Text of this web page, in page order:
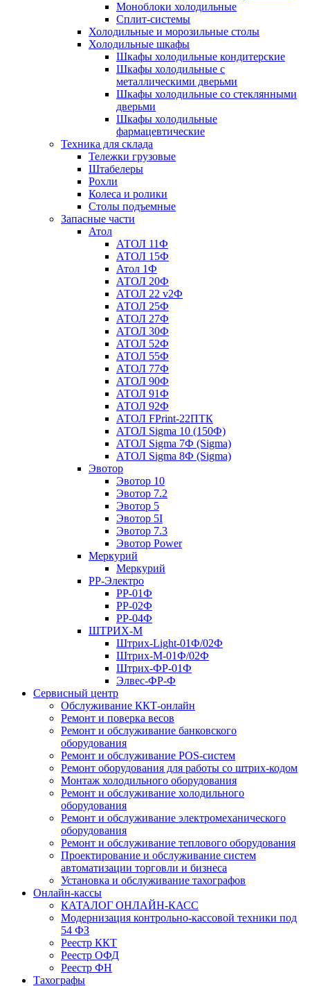
Моноблоки холодильные
Сплит-системы
Холодильные и морозильные столы
Холодильные шкафы
Шкафы холодильные кондитерские
Шкафы холодильные с
металлическими дверьми
Шкафы холодильные со стеклянными
дверьми
Шкафы холодильные
фармацевтические
Техника для склада
Тележки грузовые
Штабелеры
Рохли
Колеса и ролики
Столы подъемные
Запасные части
Атол
АТОЛ 11Ф
АТОЛ 15Ф
Атол 1Ф
АТОЛ 20Ф
АТОЛ 22 v2Ф
АТОЛ 25Ф
АТОЛ 27Ф
АТОЛ 30Ф
АТОЛ 52Ф
АТОЛ 55Ф
АТОЛ 77Ф
АТОЛ 90Ф
АТОЛ 91Ф
АТОЛ 92Ф
АТОЛ FPrint-22ПТК
АТОЛ Sigma 10 (150Ф)
АТОЛ Sigma 7Ф (Sigma)
АТОЛ Sigma 8Ф (Sigma)
Эвотор
Эвотор 10
Эвотор 7.2
Эвотор 5
Эвотор 5I
Эвотор 7.3
Эвотор Power
Меркурий
Меркурий
РР-Электро
РР-01Ф
РР-02Ф
РР-04Ф
ШТРИХ-М
Штрих-Light-01Ф/02Ф
Штрих-М-01Ф/02Ф
Штрих-ФР-01Ф
Элвес-ФР-Ф
Сервисный центр
Обслуживание ККТ-онлайн
Ремонт и поверка весов
Ремонт и обслуживание банковского
оборудования
Ремонт и обслуживание POS-систем
Ремонт оборудования для работы со штрих-кодом
Монтаж холодильного оборудования
Ремонт и обслуживание холодильного
оборудования
Ремонт и обслуживание электромеханического
оборудования
Ремонт и обслуживание теплового оборудования
Проектирование и обслуживание систем
автоматизации торговли и бизнеса
Установка и обслуживание тахографов
Онлайн-кассы
КАТАЛОГ ОНЛАЙН-КАСС
Модернизация контрольно-кассовой техники под
54 ФЗ
Реестр ККТ
Реестр ОФД
Реестр ФН
Тахографы